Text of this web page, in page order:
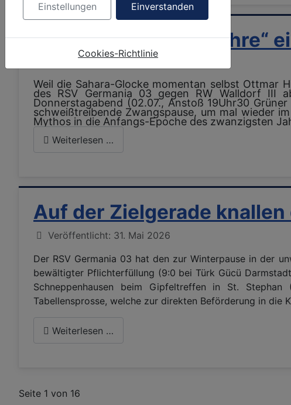
Geburt und „Flegeljahre“
Weil die Sahara-Glocke momentan selbst Ottmar
des RSV Germania 03 gegen RW Walldorf III
Donnerstagabend (02.07., Anstoß 19Uhr30
schweißtreibende Zwangspause, um mal wieder
Mythos in die Anfangs-Epoche des zwanzigsten
Weiterlesen …
Auf der Zielgerade
Details
Veröffentlicht: 31. Mai 2026
Der RSV Germania 03 hat den zur Winterpause in der
bewältigter Pflichterfüllung (9:0 bei Türk Gücü
Schneppenhausen beim Gipfeltreffen in St.
Tabellensprosse, welche zur direkten Beförderung in die
Weiterlesen …
Seite 1 von 16
Einstellungen Einverstanden
Cookies-Richtlinie